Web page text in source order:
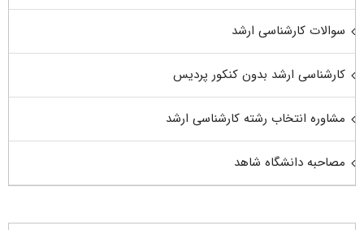
سوالات کارشناسی ارشد
کارشناسی ارشد بدون کنکور پردیس
مشاوره انتخاب رشته کارشناسی ارشد
مصاحبه دانشگاه شاهد